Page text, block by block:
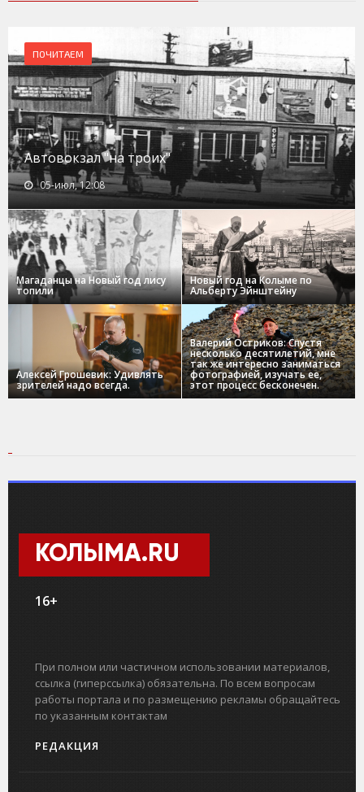
ПОЧИТАЕМ
Автовокзал "на троих"
05-июл, 12:08
Магаданцы на Новый год лису
топили
Новый год на Колыме по
Альберту Эйнштейну
Алексей Грошевик: Удивлять
зрителей надо всегда.
Валерий Остриков: Спустя
несколько десятилетий, мне
так же интересно заниматься
фотографией, изучать ее,
этот процесс бесконечен.
КОЛЫМА.RU
16+
При полном или частичном использовании материалов,
ссылка (гиперссылка) обязательна. По всем вопросам
работы портала и по размещению рекламы обращайтесь
по указанным контактам
РЕДАКЦИЯ